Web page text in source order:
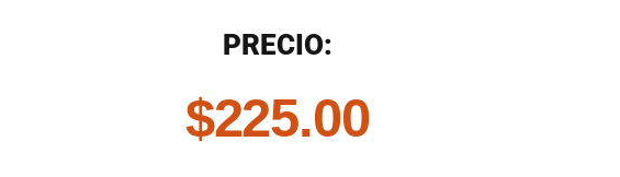
PRECIO:
$225.00